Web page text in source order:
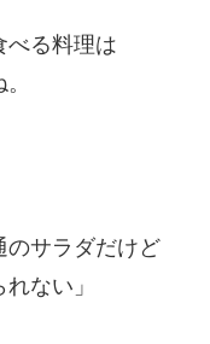
べる料理は
のサラダだけど
ない」